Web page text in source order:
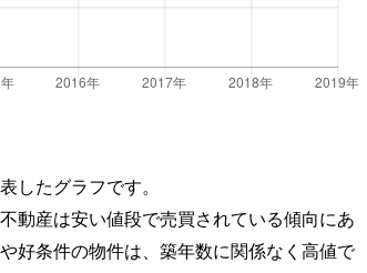
したグラフです。
動産は安い値段で売買されている傾向にあ
好条件の物件は、築年数に関係なく高値で